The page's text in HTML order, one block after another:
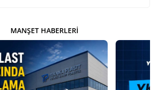
MANŞET HABERLERI